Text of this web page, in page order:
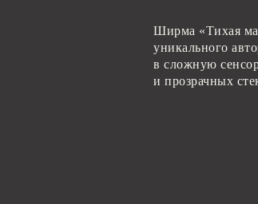
Ширма «Тихая
уникального
в сложную
и прозрачных